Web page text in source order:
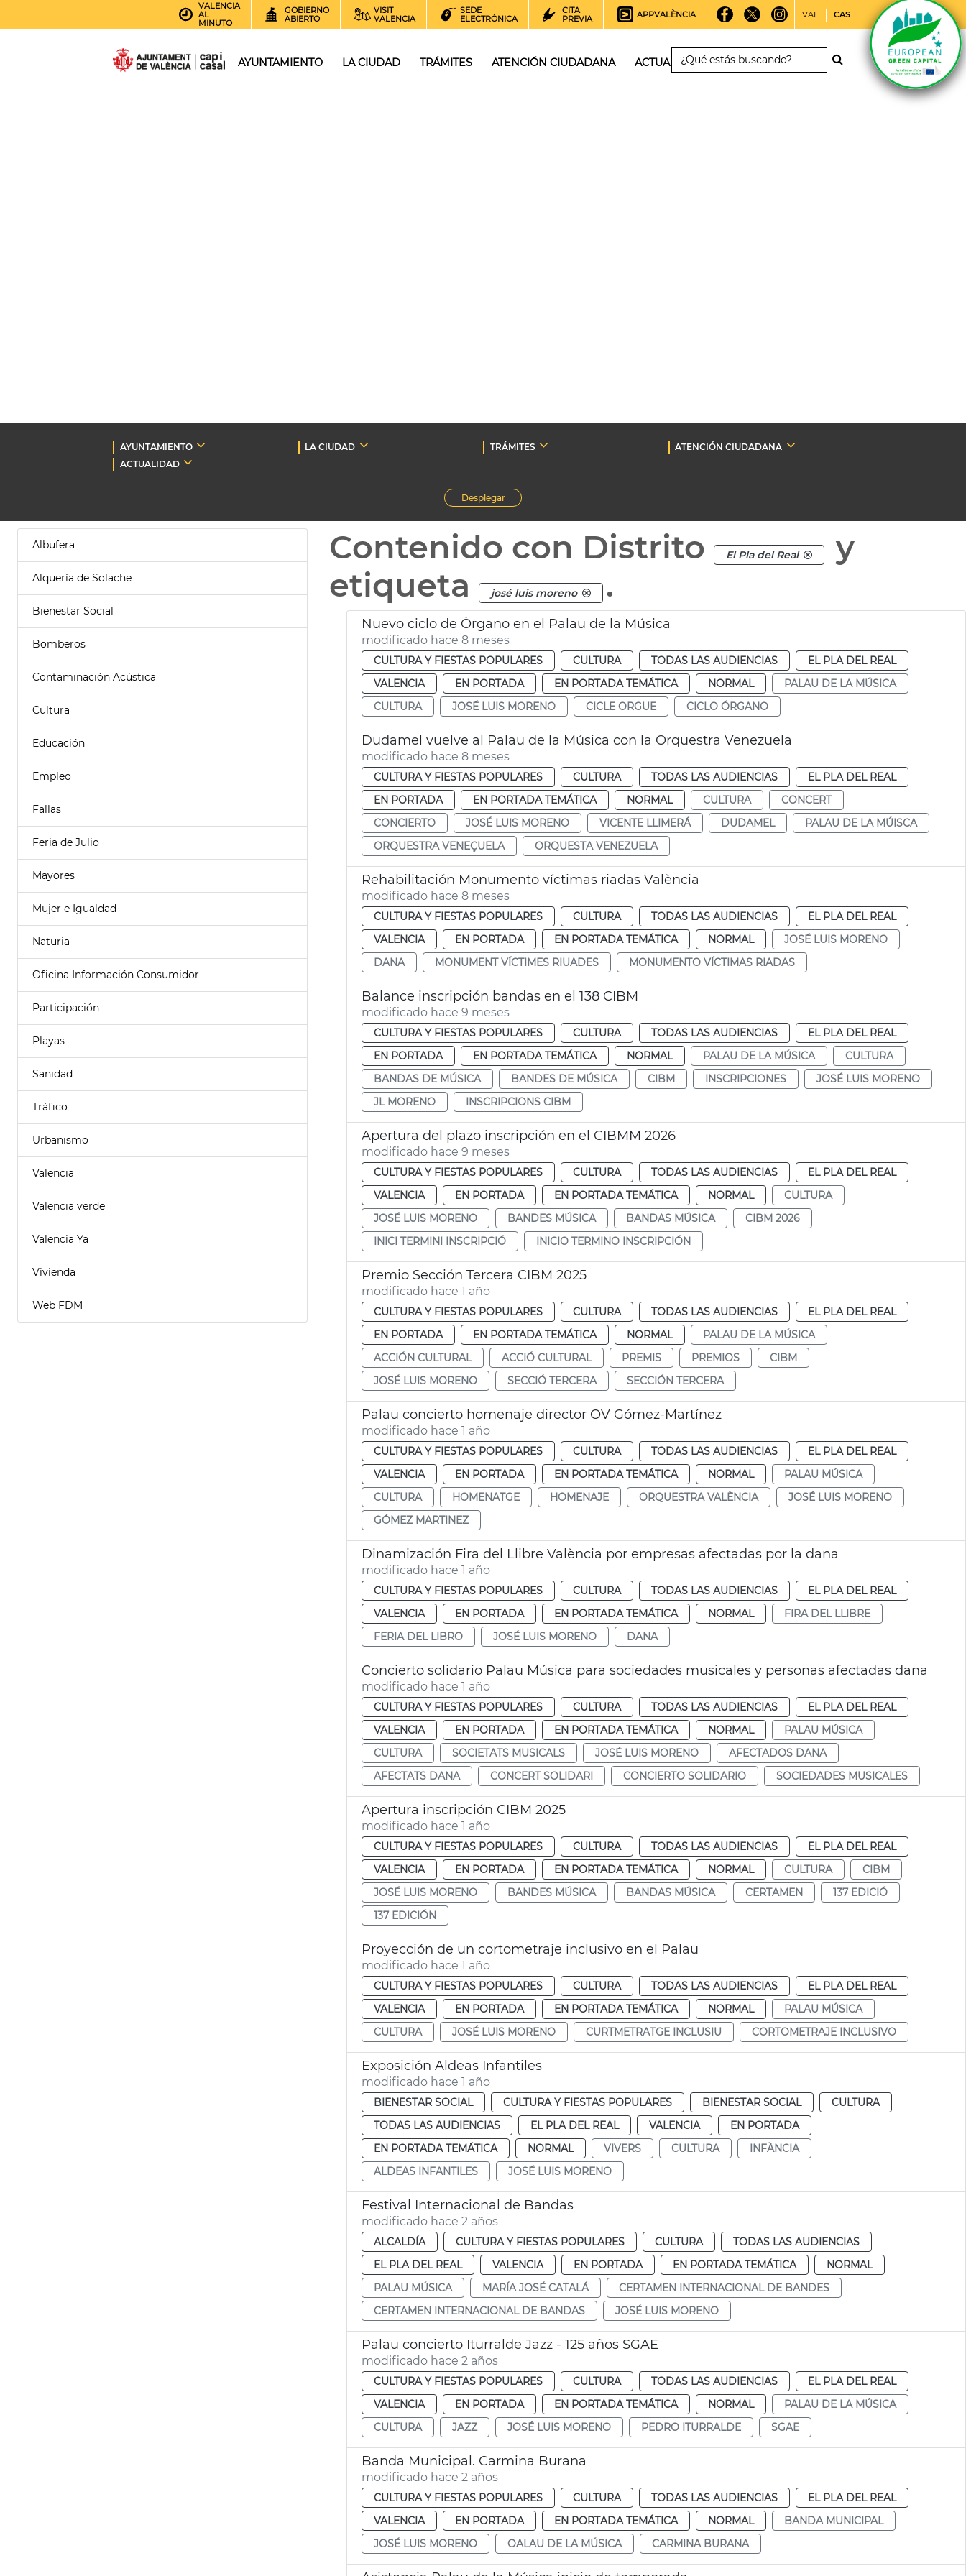
VALENCIA
AL
MINUTO
GOBIERNO
ABIERTO
VISIT
VALENCIA
SEDE
ELECTRÓNICA
CITA
PREVIA
APPVALÈNCIA VAL CAS
AYUNTAMIENTO LA CIUDAD TRÁMITES ATENCIÓN CIUDADANA ACTUALIDAD
AYUNTAMIENTO LA CIUDAD TRÁMITES
ATENCIÓN CIUDADANA
ACTUALIDAD
Desplegar
Albufera
Alquería de Solache
Bienestar Social
Bomberos
Contaminación Acústica
Cultura
Educación
Empleo
Fallas
Feria de Julio
Mayores
Mujer e Igualdad
Naturia
Oficina Información Consumidor
Participación
Playas
Sanidad
Tráfico
Urbanismo
Valencia
Valencia verde
Valencia Ya
Vivienda
Web FDM
Contenido con Distrito El Pla del Real
y
etiqueta
josé luis moreno .
Nuevo ciclo de Órgano en el Palau de la Música
modificado hace 8 meses
CULTURA Y FIESTAS POPULARES CULTURA TODAS LAS AUDIENCIAS
EL PLA DEL REAL
VALENCIA
EN PORTADA EN PORTADA TEMÁTICA NORMAL
PALAU DE LA MÚSICA
CULTURA
JOSÉ LUIS MORENO CICLE ORGUE CICLO ÓRGANO
Dudamel vuelve al Palau de la Música con la Orquestra Venezuela
modificado hace 8 meses
CULTURA Y FIESTAS POPULARES CULTURA TODAS LAS AUDIENCIAS
EL PLA DEL REAL
EN PORTADA
EN PORTADA TEMÁTICA NORMAL CULTURA
CONCERT
CONCIERTO
JOSÉ LUIS MORENO VICENTE LLIMERÁ DUDAMEL
PALAU DE LA MÚISCA
ORQUESTRA VENEÇUELA
ORQUESTA VENEZUELA
Rehabilitación Monumento víctimas riadas València
modificado hace 8 meses
CULTURA Y FIESTAS POPULARES CULTURA TODAS LAS AUDIENCIAS
EL PLA DEL REAL
VALENCIA
EN PORTADA EN PORTADA TEMÁTICA NORMAL
JOSÉ LUIS MORENO
DANA
MONUMENT VÍCTIMES RIUADES MONUMENTO VÍCTIMAS RIADAS
Balance inscripción bandas en el 138 CIBM
modificado hace 9 meses
CULTURA Y FIESTAS POPULARES CULTURA TODAS LAS AUDIENCIAS
EL PLA DEL REAL
EN PORTADA
EN PORTADA TEMÁTICA NORMAL PALAU DE LA MÚSICA
CULTURA
BANDAS DE MÚSICA
BANDES DE MÚSICA CIBM INSCRIPCIONES
JOSÉ LUIS MORENO
JL MORENO
INSCRIPCIONS CIBM
Apertura del plazo inscripción en el CIBMM 2026
modificado hace 9 meses
CULTURA Y FIESTAS POPULARES CULTURA TODAS LAS AUDIENCIAS
EL PLA DEL REAL
VALENCIA
EN PORTADA EN PORTADA TEMÁTICA NORMAL
CULTURA
JOSÉ LUIS MORENO
BANDES MÚSICA BANDAS MÚSICA
CIBM 2026
INICI TERMINI INSCRIPCIÓ
INICIO TERMINO INSCRIPCIÓN
Premio Sección Tercera CIBM 2025
modificado hace 1 año
CULTURA Y FIESTAS POPULARES CULTURA TODAS LAS AUDIENCIAS
EL PLA DEL REAL
EN PORTADA
EN PORTADA TEMÁTICA NORMAL
PALAU DE LA MÚSICA
ACCIÓN CULTURAL
ACCIÓ CULTURAL PREMIS PREMIOS
CIBM
JOSÉ LUIS MORENO
SECCIÓ TERCERA SECCIÓN TERCERA
Palau concierto homenaje director OV Gómez-Martínez
modificado hace 1 año
CULTURA Y FIESTAS POPULARES CULTURA TODAS LAS AUDIENCIAS
EL PLA DEL REAL
VALENCIA
EN PORTADA EN PORTADA TEMÁTICA NORMAL
PALAU MÚSICA
CULTURA
HOMENATGE HOMENAJE ORQUESTRA VALÈNCIA
JOSÉ LUIS MORENO
GÓMEZ MARTINEZ
Dinamización Fira del Llibre València por empresas afectadas por la dana
modificado hace 1 año
CULTURA Y FIESTAS POPULARES CULTURA TODAS LAS AUDIENCIAS
EL PLA DEL REAL
VALENCIA
EN PORTADA EN PORTADA TEMÁTICA NORMAL
FIRA DEL LLIBRE
FERIA DEL LIBRO
JOSÉ LUIS MORENO DANA
Concierto solidario Palau Música para sociedades musicales y personas afectadas dana
modificado hace 1 año
CULTURA Y FIESTAS POPULARES CULTURA TODAS LAS AUDIENCIAS
EL PLA DEL REAL
VALENCIA
EN PORTADA EN PORTADA TEMÁTICA NORMAL
PALAU MÚSICA
CULTURA
SOCIETATS MUSICALS JOSÉ LUIS MORENO
AFECTADOS DANA
AFECTATS DANA
CONCERT SOLIDARI CONCIERTO SOLIDARIO SOCIEDADES MUSICALES
Apertura inscripción CIBM 2025
modificado hace 1 año
CULTURA Y FIESTAS POPULARES CULTURA TODAS LAS AUDIENCIAS
EL PLA DEL REAL
VALENCIA
EN PORTADA EN PORTADA TEMÁTICA NORMAL CULTURA
CIBM
JOSÉ LUIS MORENO
BANDES MÚSICA BANDAS MÚSICA CERTAMEN
137 EDICIÓ
137 EDICIÓN
Proyección de un cortometraje inclusivo en el Palau
modificado hace 1 año
CULTURA Y FIESTAS POPULARES CULTURA TODAS LAS AUDIENCIAS
EL PLA DEL REAL
VALENCIA
EN PORTADA EN PORTADA TEMÁTICA NORMAL
PALAU MÚSICA
CULTURA
JOSÉ LUIS MORENO CURTMETRATGE INCLUSIU CORTOMETRAJE INCLUSIVO
Exposición Aldeas Infantiles
modificado hace 1 año
BIENESTAR SOCIAL CULTURA Y FIESTAS POPULARES BIENESTAR SOCIAL
CULTURA
TODAS LAS AUDIENCIAS
EL PLA DEL REAL VALENCIA
EN PORTADA
EN PORTADA TEMÁTICA
NORMAL VIVERS CULTURA
INFÀNCIA
ALDEAS INFANTILES
JOSÉ LUIS MORENO
Festival Internacional de Bandas
modificado hace 2 años
ALCALDÍA CULTURA Y FIESTAS POPULARES CULTURA
TODAS LAS AUDIENCIAS
EL PLA DEL REAL
VALENCIA EN PORTADA EN PORTADA TEMÁTICA
NORMAL
PALAU MÚSICA
MARÍA JOSÉ CATALÁ
CERTAMEN INTERNACIONAL DE BANDES
CERTAMEN INTERNACIONAL DE BANDAS
JOSÉ LUIS MORENO
Palau concierto Iturralde Jazz - 125 años SGAE
modificado hace 2 años
CULTURA Y FIESTAS POPULARES CULTURA TODAS LAS AUDIENCIAS
EL PLA DEL REAL
VALENCIA
EN PORTADA EN PORTADA TEMÁTICA NORMAL
PALAU DE LA MÚSICA
CULTURA
JAZZ JOSÉ LUIS MORENO PEDRO ITURRALDE SGAE
Banda Municipal. Carmina Burana
modificado hace 2 años
CULTURA Y FIESTAS POPULARES CULTURA TODAS LAS AUDIENCIAS
EL PLA DEL REAL
VALENCIA
EN PORTADA EN PORTADA TEMÁTICA NORMAL
BANDA MUNICIPAL
JOSÉ LUIS MORENO
OALAU DE LA MÚSICA CARMINA BURANA